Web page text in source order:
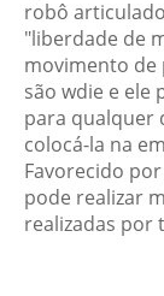
robô
"liberdade de
movimento de
são wdie e ele
para qualquer
colocá-la na
Favorecido
pode realizar
realizadas por